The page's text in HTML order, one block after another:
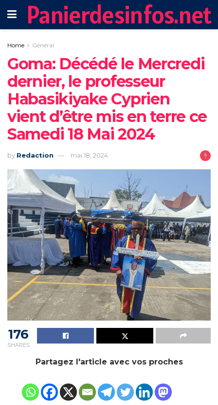
Panierdesinfos.net
Home Général
Goma: Décédé le Mercredi
dernier, le professeur
Habasikiyake Cyprien
vient d’être mis en terre ce
Samedi 18 Mai 2024
by Redaction mai 18, 2024
176
SHARES
Partagez l'article avec vos proches